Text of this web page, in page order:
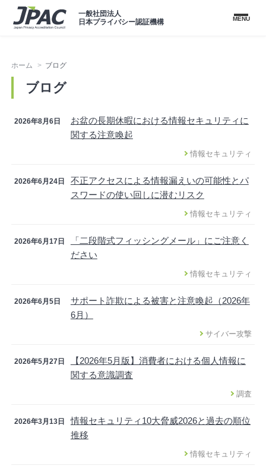
一般社団法人
日本プライバシー認証機構
MENU
ホーム ブログ
ブログ
2026年8月6日
お盆の長期休暇における情報セキュリティに
関する注意喚起
情報セキュリティ
2026年6月24日
不正アクセスによる情報漏えいの可能性とパ
スワードの使い回しに潜むリスク
情報セキュリティ
2026年6月17日
「二段階式フィッシングメール」にご注意く
ださい
情報セキュリティ
2026年6月5日
サポート詐欺による被害と注意喚起（2026年
6月）
サイバー攻撃
2026年5月27日
【2026年5月版】消費者における個人情報に
関する意識調査
調査
2026年3月13日
情報セキュリティ10大脅威2026と過去の順位
推移
情報セキュリティ